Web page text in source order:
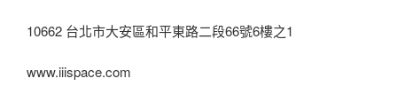
10662 台北市大安區和平東路二段66號6樓之1
www.iiispace.com